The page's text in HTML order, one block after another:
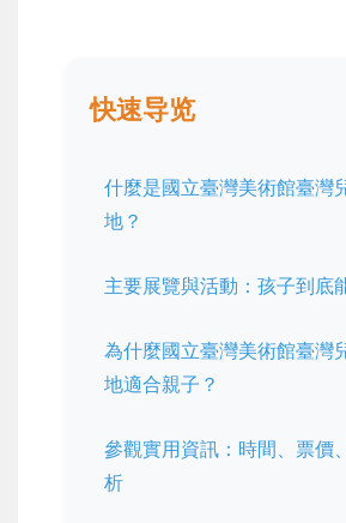
快速导览
什麼是國立臺灣美術館臺灣
地？
主要展覽與活動：孩子到底
為什麼國立臺灣美術館臺灣
地適合親子？
參觀實用資訊：時間、票價
析